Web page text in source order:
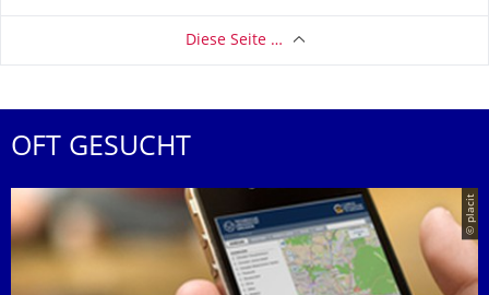
Diese Seite …
OFT GESUCHT
© placit